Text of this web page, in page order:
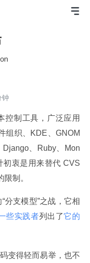
钟
控制工具，广泛应用
组织、KDE、GNOM
、Ruby、Mon
初衷是用来替代 CVS
制。
分支模型”之战，它相
些实践者列出了它的
变得轻而易举，也不